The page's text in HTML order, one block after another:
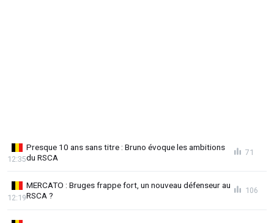
Presque 10 ans sans titre : Bruno évoque les ambitions
du RSCA
12:35
71
MERCATO : Bruges frappe fort, un nouveau défenseur au
RSCA ?
12:19
106